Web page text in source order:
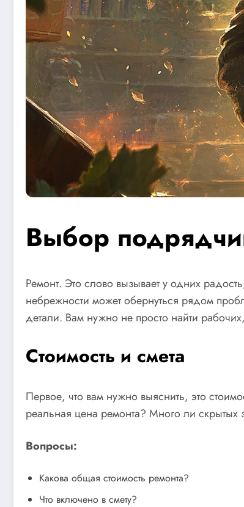
Выбор
Ремонт. Это слово вызывает у одних
небрежности может обернуться рядом
детали. Вам нужно не просто найти
Стоимость и смета
Первое, что вам нужно выяснить, это
реальная цена ремонта? Много ли скрытых
Вопросы:
Какова общая стоимость ремонта?
Что включено в смету?